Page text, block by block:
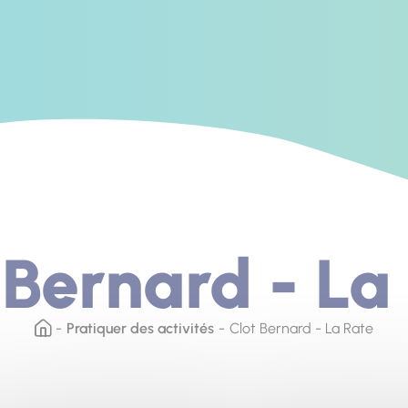
- La
Pratiquer des activités Clot Bernard - La Rate